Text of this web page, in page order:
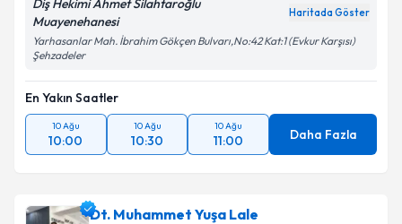
Diş Hekimi Ahmet Silahtaroğlu
Muayenehanesi
Haritada Göster
Yarhasanlar Mah. İbrahim Gökçen Bulvarı,No:42 Kat:1 (Evkur Karşısı)
Şehzadeler
En Yakın Saatler
10 Ağu
10:00
10 Ağu
10:30
10 Ağu
11:00 Daha Fazla
Dt. Muhammet Yuşa Lale